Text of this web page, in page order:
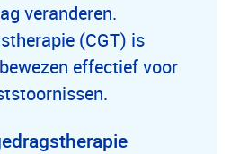
veranderen.
(CGT) is
effectief voor